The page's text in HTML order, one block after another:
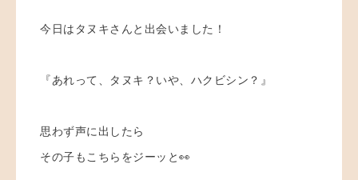
今日はタヌキさんと出会いました！
『あれって、タヌキ？いや、ハクビシン？』
思わず声に出したら
その子もこちらをジーッと👀